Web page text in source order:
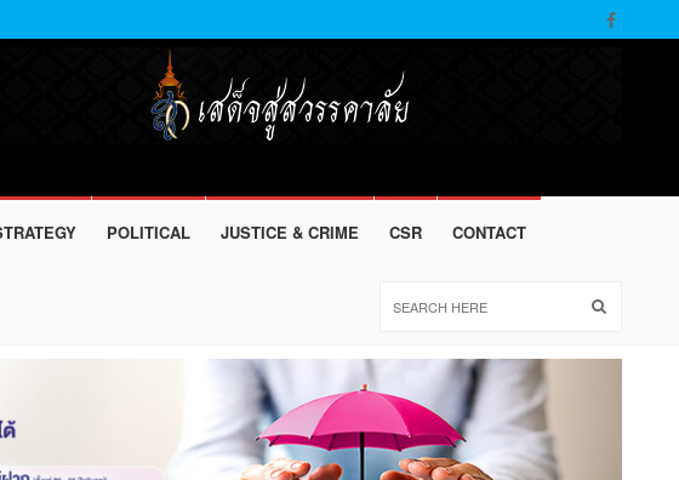
POLITICAL JUSTICE & CRIME CSR CONTACT